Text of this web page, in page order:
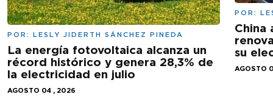
POR: LESLY JIDERTH SÁNCHEZ PINEDA
La energía fotovoltaica alcanza un
récord histórico y genera 28,3% de
la electricidad en julio
AGOSTO 04 , 2026
POR:
China
su
AGOSTO